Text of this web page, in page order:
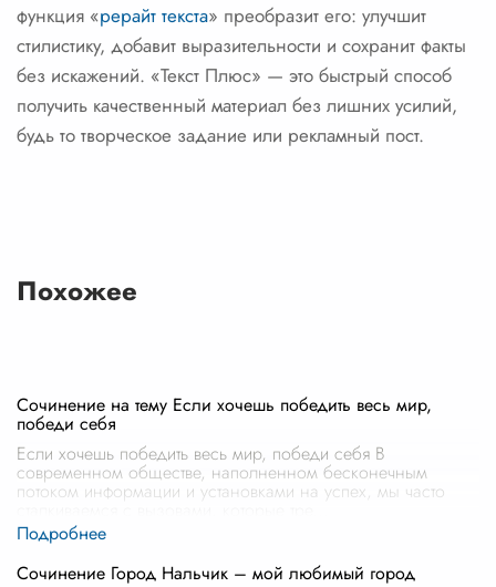
функция «рерайт текста» преобразит его: улучшит
стилистику, добавит выразительности и сохранит факты
без искажений. «Текст Плюс» — это быстрый способ
получить качественный материал без лишних усилий,
будь то творческое задание или рекламный пост.
Похожее
Сочинение на тему Если хочешь победить весь мир,
победи себя
Если хочешь победить весь мир, победи себя В
современном обществе, наполненном бесконечным
потоком информации и установками на успех, мы часто
Сочинение Город Нальчик – мой любимый город